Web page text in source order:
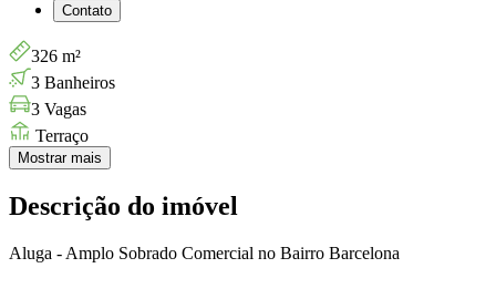
Contato
326 m²
3 Banheiros
3 Vagas
Terraço
Mostrar mais
Descrição do imóvel
Aluga - Amplo Sobrado Comercial no Bairro Barcelona